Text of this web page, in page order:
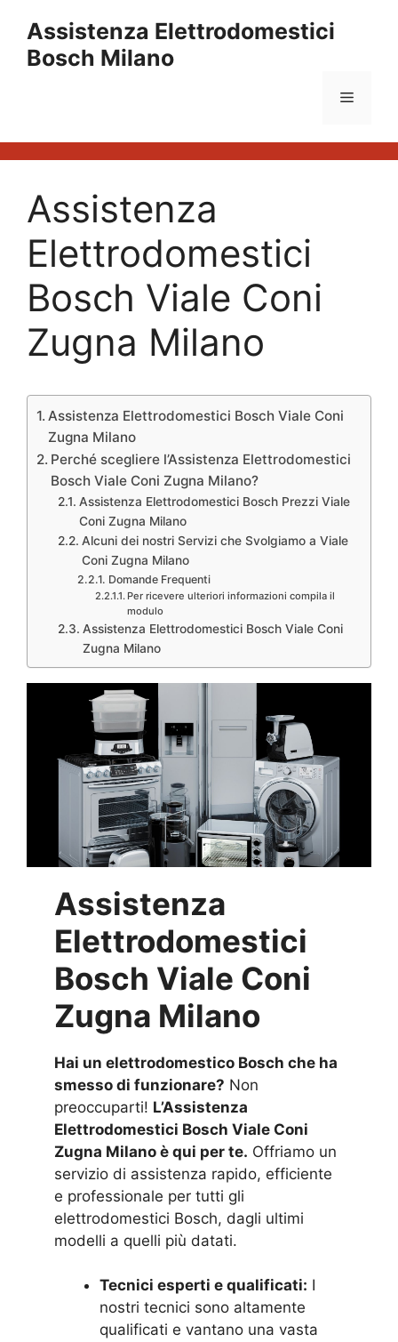
contenuto
Assistenza Elettrodomestici
Bosch Milano
Menu
Assistenza
Elettrodomestici
Bosch Viale Coni
Zugna Milano
Assistenza Elettrodomestici Bosch Viale Coni
Zugna Milano
Perché scegliere l’Assistenza Elettrodomestici
Bosch Viale Coni Zugna Milano?
Assistenza Elettrodomestici Bosch Prezzi Viale
Coni Zugna Milano
Alcuni dei nostri Servizi che Svolgiamo a Viale
Coni Zugna Milano
Domande Frequenti
Per ricevere ulteriori informazioni compila il
modulo
Assistenza Elettrodomestici Bosch Viale Coni
Zugna Milano
Assistenza
Elettrodomestici
Bosch Viale Coni
Zugna Milano
Hai un elettrodomestico Bosch che ha
smesso di funzionare? Non
preoccuparti! L’Assistenza
Elettrodomestici Bosch Viale Coni
Zugna Milano è qui per te. Offriamo un
servizio di assistenza rapido, efficiente
e professionale per tutti gli
elettrodomestici Bosch, dagli ultimi
modelli a quelli più datati.
Tecnici esperti e qualificati: I
nostri tecnici sono altamente
qualificati e vantano una vasta